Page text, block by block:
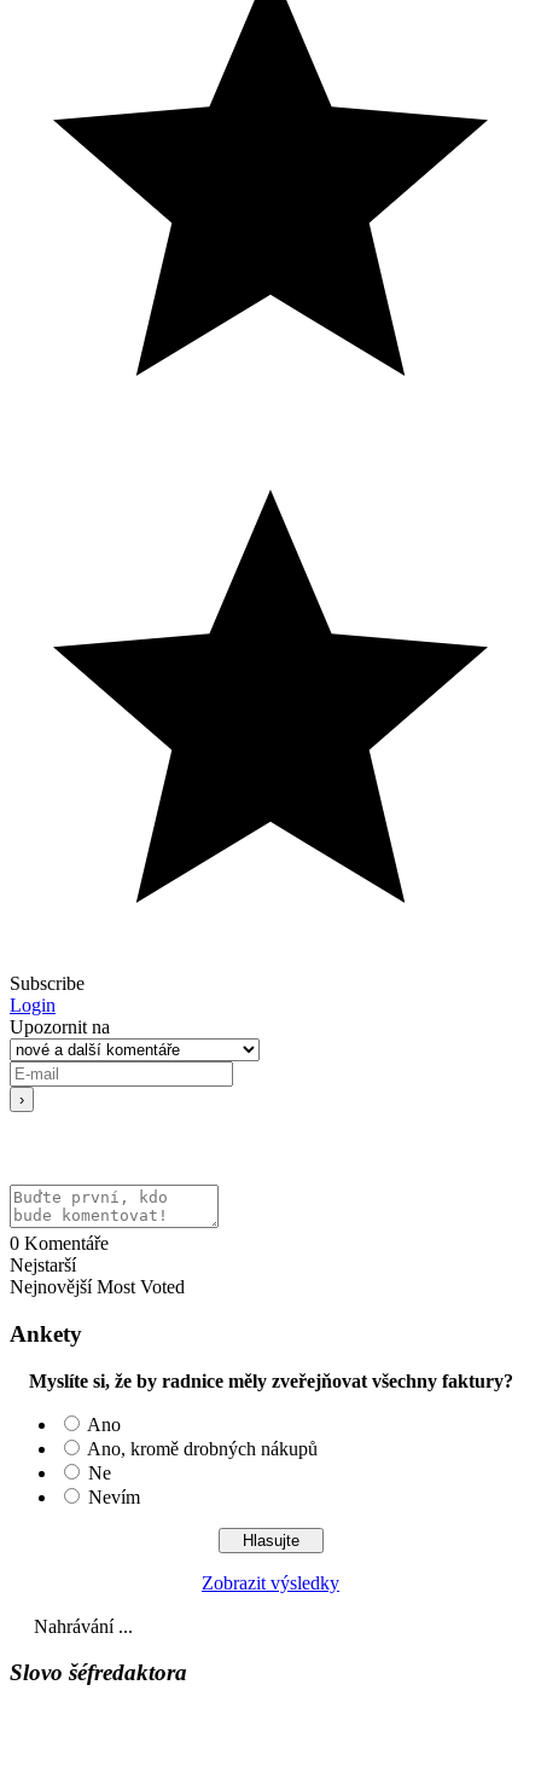
Subscribe
Login
Upozornit na
0 Komentáře
Nejstarší
Nejnovější Most Voted
Ankety
Myslíte si, že by radnice měly zveřejňovat všechny faktury?
Ano
Ano, kromě drobných nákupů
Ne
Nevím
Zobrazit výsledky
Nahrávání ...
Slovo šéfredaktora